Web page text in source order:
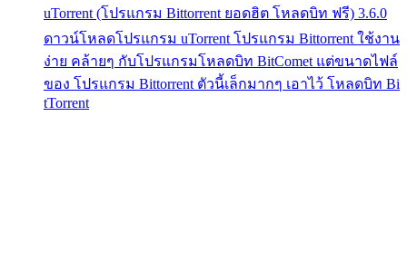
uTorrent (โปรแกรม Bittorrent ยอดฮิต โหลดบิท ฟรี) 3.6.0
ดาวน์โหลดโปรแกรม uTorrent โปรแกรม Bittorrent ใช้งาน
ง่าย คล้ายๆ กับโปรแกรมโหลดบิท BitComet แต่ขนาดไฟล์
ของ โปรแกรม Bittorrent ตัวนี้เล็กมากๆ เอาไว้ โหลดบิท Bi
tTorrent